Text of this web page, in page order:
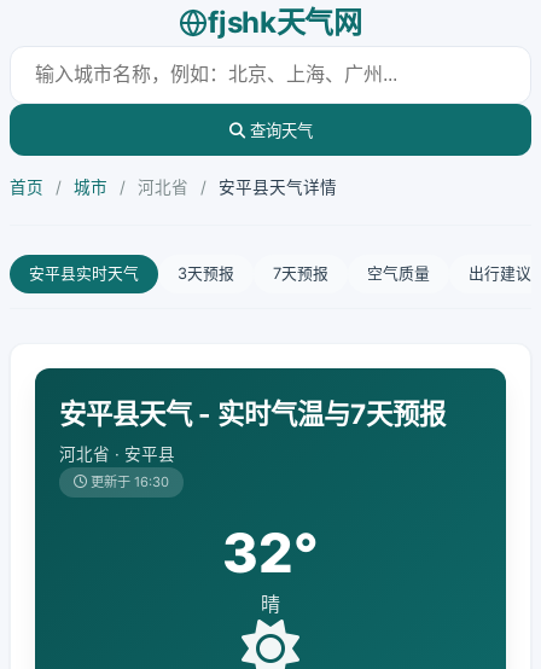
fjshk天气网
查询天气
首页 / 城市 / 河北省 / 安平县天气详情
安平县实时天气 3天预报 7天预报 空气质量 出行建议
安平县天气 - 实时气温与7天预报
河北省 · 安平县
更新于 16:30
32°
晴